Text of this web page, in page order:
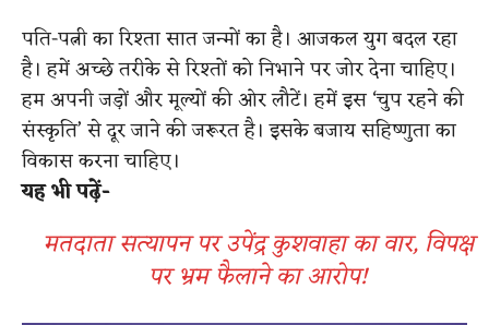
पति-पत्नी का रिश्ता सात जन्मों का है। आजकल युग बदल रहा
है। हमें अच्छे तरीके से रिश्तों को निभाने पर जोर देना चाहिए।
हम अपनी जड़ों और मूल्यों की ओर लौटें। हमें इस ‘चुप रहने की
संस्कृति’ से दूर जाने की जरूरत है। इसके बजाय सहिष्णुता का
विकास करना चाहिए।
यह भी पढ़ें-
मतदाता सत्यापन पर उपेंद्र कुशवाहा का वार, विपक्ष
पर भ्रम फैलाने का आरोप!